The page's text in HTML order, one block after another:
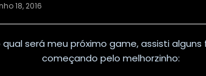
18, 2016
será meu próximo game, assisti
começando pelo melhorzinho: